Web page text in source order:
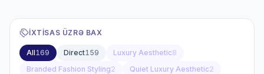
İXTISAS ÜZRƏ BAX
All169 Direct159 Luxury Aesthetic8
Branded Fashion Styling2 Quiet Luxury Aesthetic2